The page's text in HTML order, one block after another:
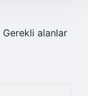
Gerekli alanlar